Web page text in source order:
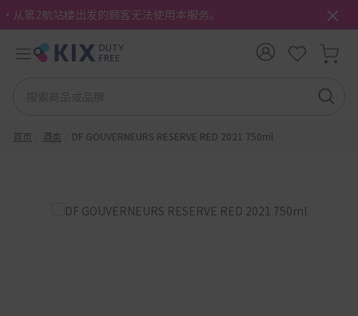
・从第2航站楼出发的顾客无法使用本服务。
首页 酒类 DF GOUVERNEURS RESERVE RED 2021 750ml